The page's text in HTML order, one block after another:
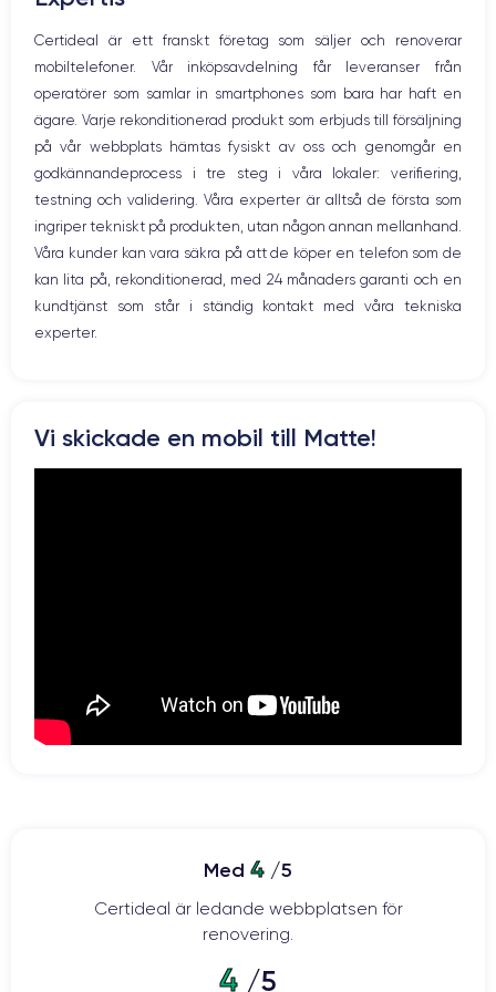
Apple A12 Bionic 6
Nom GPU
GPU 4 cœurs
Fréq. processeur
2.24 GHz
12 MP 7 MP
Résolution vidéo
4K - 3840x2160px
Recharge rapide
Oui, minimum 15W
Batterie Dual SIM
Pour en savoir plus sur les caractéristiques de ce smartphone,
Hem-knappen
Bluetooth
WiFi
Nätverk
Vibration
Prise USB
Certideal är ett franskt företag som säljer och renoverar
mobiltelefoner. Vår inköpsavdelning får leveranser från
operatörer som samlar in smartphones som bara har haft en
ägare. Varje rekonditionerad produkt som erbjuds till försäljning
på vår webbplats hämtas fysiskt av oss och genomgår en
godkännandeprocess i tre steg i våra lokaler: verifiering,
testning och validering. Våra experter är alltså de första som
ingriper tekniskt på produkten, utan någon annan mellanhand.
Våra kunder kan vara säkra på att de köper en telefon som de
kan lita på, rekonditionerad, med 24 månaders garanti och en
kundtjänst som står i ständig kontakt med våra tekniska
experter.
Vi skickade en mobil till Matte!
Med 4 /5
Certideal är ledande webbplatsen för
renovering.
4 /5